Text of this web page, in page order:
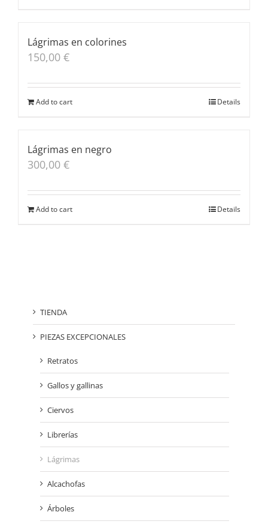
Lágrimas en colorines
150,00 €
Add to cart Details
Lágrimas en negro
300,00 €
Add to cart Details
TIENDA
PIEZAS EXCEPCIONALES
Retratos
Gallos y gallinas
Ciervos
Librerías
Lágrimas
Alcachofas
Árboles